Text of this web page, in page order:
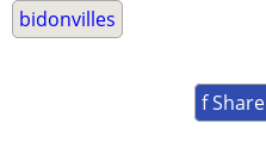
bidonvilles
f Share